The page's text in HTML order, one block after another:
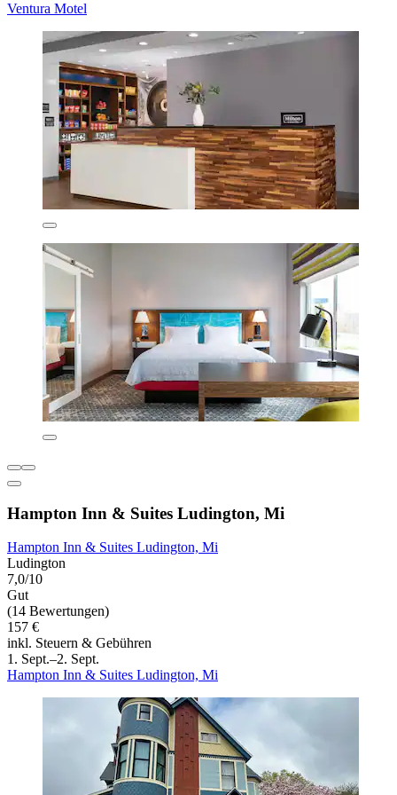
Ventura Motel
Hampton Inn & Suites Ludington, Mi
Hampton Inn & Suites Ludington, Mi
Ludington
7,0/10
Gut
(14 Bewertungen)
157 €
inkl. Steuern & Gebühren
1. Sept.–2. Sept.
Hampton Inn & Suites Ludington, Mi